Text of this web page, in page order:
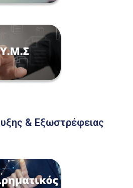
& Εξωστρέφειας